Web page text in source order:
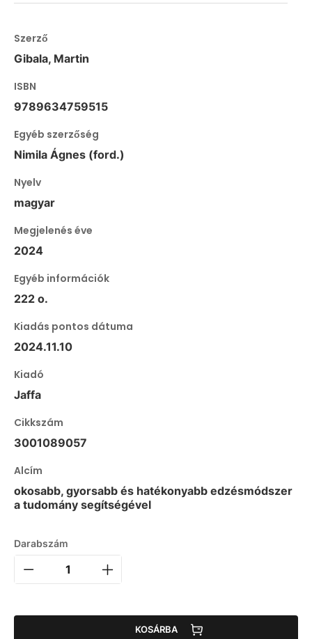
Szerző
Gibala, Martin
ISBN
9789634759515
Egyéb szerzőség
Nimila Ágnes (ford.)
Nyelv
magyar
Megjelenés éve
2024
Egyéb információk
222 o.
Kiadás pontos dátuma
2024.11.10
Kiadó
Jaffa
Cikkszám
3001089057
Alcím
okosabb, gyorsabb és hatékonyabb edzésmódszer
a tudomány segítségével
Darabszám
KOSÁRBA